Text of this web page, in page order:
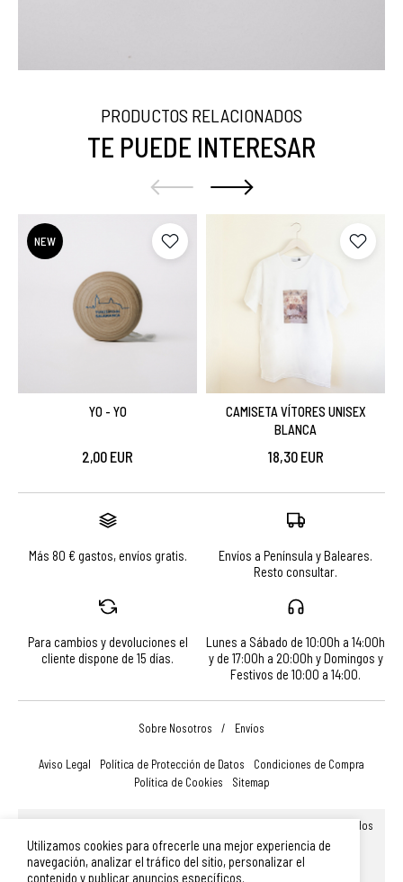
Utilizamos cookies para ofrecerle una mejor experiencia de
navegación, analizar el tráfico del sitio, personalizar el
contenido y publicar anuncios específicos.
PRODUCTOS RELACIONADOS
TE PUEDE INTERESAR
NEW
YO - YO
2,00 EUR
CAMISETA VÍTORES UNISEX
BLANCA
18,30 EUR
Más 80 € gastos, envíos gratis.
Envíos a Península y Baleares.
Resto consultar.
Para cambios y devoluciones el
cliente dispone de 15 días.
Lunes a Sábado de 10:00h a 14:00h
y de 17:00h a 20:00h y Domingos y
Festivos de 10:00 a 14:00.
Sobre Nosotros / Envíos
Aviso Legal Política de Protección de Datos
Condiciones de Compra
Política de Cookies
Sitemap
© Turismo, Comercio y Promoción Económica de Salamanca, S.A.U. Todos
los derechos reservados.
Plaza Mayor 14, 37002, Salamanca (España) |Teléfono: 923 366 756
merchandising@turismodesalamanca.com